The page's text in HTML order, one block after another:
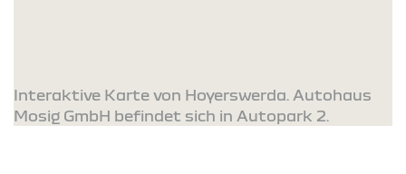
Interaktive Karte von Hoyerswerda. Autohaus
Mosig GmbH befindet sich in Autopark 2.